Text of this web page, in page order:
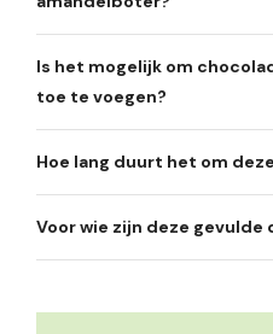
Is het mogelijk om
toe te voegen?
Hoe lang duurt het om
Voor wie zijn deze gevulde